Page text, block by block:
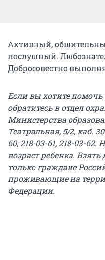
Активный,
послушный.
Добросовестно
Если вы хотите
обратитесь в отдел
Министерства
Театральная, 5/2, каб.
60, 218-03-61, 218-03-
возраст ребенка.
только граждане
проживающие на
Федерации.